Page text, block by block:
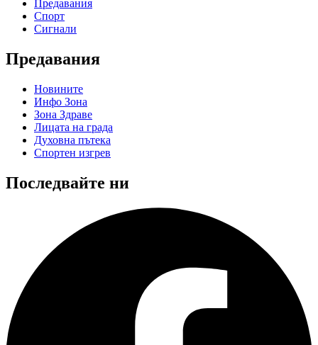
Предавания
Спорт
Сигнали
Предавания
Новините
Инфо Зона
Зона Здраве
Лицата на града
Духовна пътека
Спортен изгрев
Последвайте ни